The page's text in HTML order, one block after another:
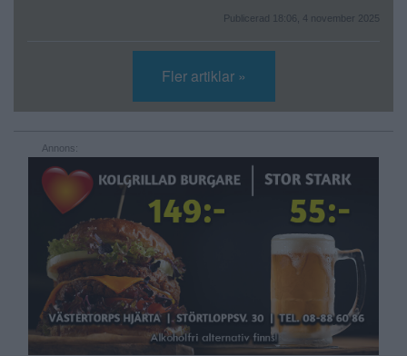
Publicerad 18:06, 4 november 2025
Fler artiklar »
Annons: